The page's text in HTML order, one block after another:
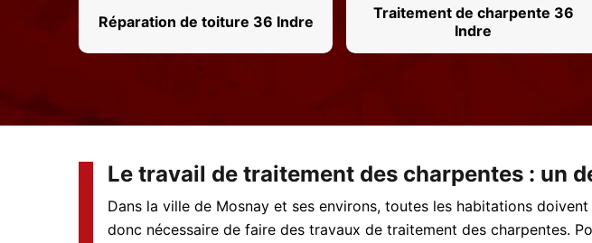
Réparation de toiture 36 Indre
Traitement de charpente 36
Indre
Le travail de traitement des charpentes : un
Dans la ville de Mosnay et ses environs, toutes les habitations
donc nécessaire de faire des travaux de traitement des charpentes.